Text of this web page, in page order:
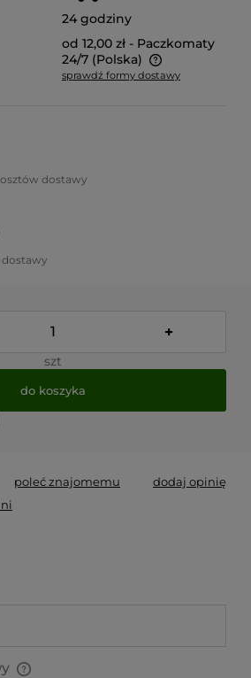
24 godziny
od 12,00 zł - Paczkomaty
24/7 (Polska)
ewentualnych kosztów płatności
sprawdź formy dostawy
dostawy
dostawy
+
szt
do koszyka
poleć znajomemu
dodaj opinię